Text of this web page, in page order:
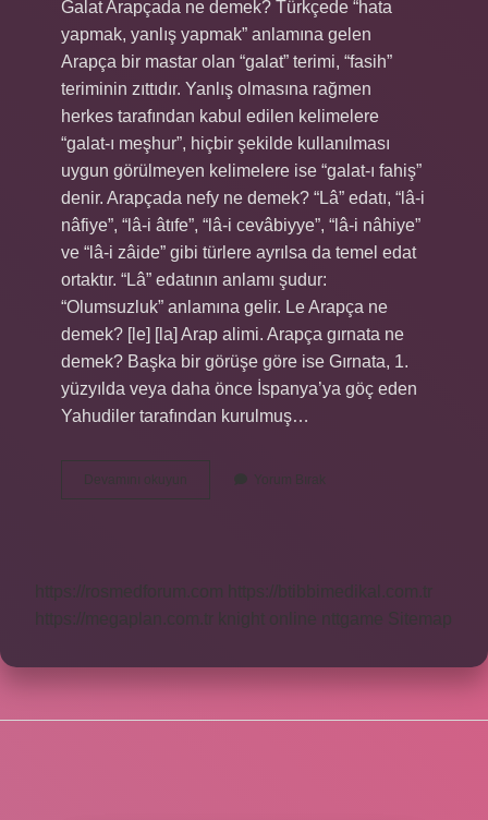
Galat Arapçada ne demek? Türkçede “hata
yapmak, yanlış yapmak” anlamına gelen
Arapça bir mastar olan “galat” terimi, “fasih”
teriminin zıttıdır. Yanlış olmasına rağmen
herkes tarafından kabul edilen kelimelere
“galat-ı meşhur”, hiçbir şekilde kullanılması
uygun görülmeyen kelimelere ise “galat-ı fahiş”
denir. Arapçada nefy ne demek? “Lâ” edatı, “lâ-i
nâfiye”, “lâ-i âtıfe”, “lâ-i cevâbiyye”, “lâ-i nâhiye”
ve “lâ-i zâide” gibi türlere ayrılsa da temel edat
ortaktır. “Lâ” edatının anlamı şudur:
“Olumsuzluk” anlamına gelir. Le Arapça ne
demek? [le] [la] Arap alimi. Arapça gırnata ne
demek? Başka bir görüşe göre ise Gırnata, 1.
yüzyılda veya daha önce İspanya’ya göç eden
Yahudiler tarafından kurulmuş…
Devamını okuyun
Arapça
Yorum Bırak
https://rosmedforum.com
https://btibbimedikal.com.tr
https://megaplan.com.tr knight online nttgame Sitemap